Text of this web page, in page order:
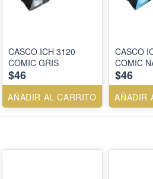
CASCO ICH 3120
COMIC GRIS
$46
AÑADIR AL CARRITO
CASCO
COMIC
$46
AÑADIR